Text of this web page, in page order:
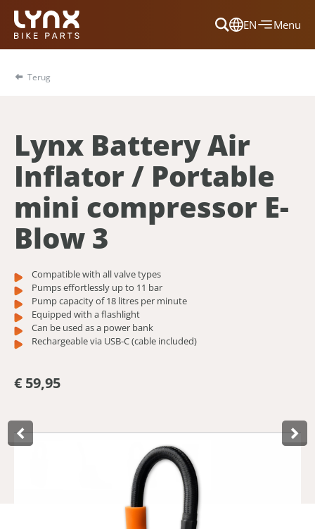
EN
Dansk
Nederlands
Menu
Terug
Lynx Battery Air
Inflator / Portable
mini compressor E-
Blow 3
Compatible with all valve types
Pumps effortlessly up to 11 bar
Pump capacity of 18 litres per minute
Equipped with a flashlight
Can be used as a power bank
Rechargeable via USB-C (cable included)
€ 59,95